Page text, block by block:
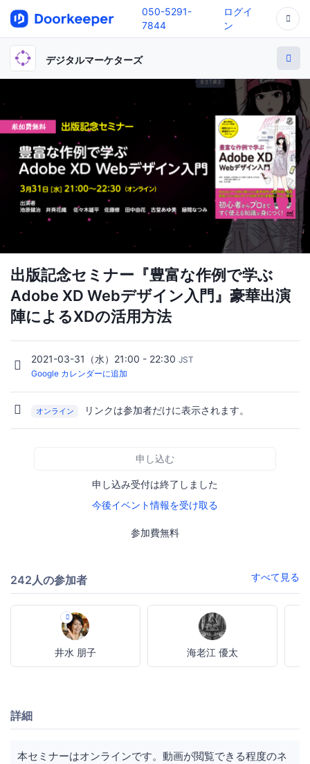
050-5291-
7844
ログイ
ン
デジタルマーケターズ
出版記念セミナー『豊富な作例で学ぶ
Adobe XD Webデザイン入門』豪華出演
陣によるXDの活用方法
2021-03-31（水）21:00 - 22:30 JST
Google カレンダーに追加
オンライン リンクは参加者だけに表示されます。
申し込む
申し込み受付は終了しました
今後イベント情報を受け取る
参加費無料
242人の参加者 すべて見る
井水 朋子 海老江 優太
詳細
本セミナーはオンラインです。動画が閲覧できる程度のネ